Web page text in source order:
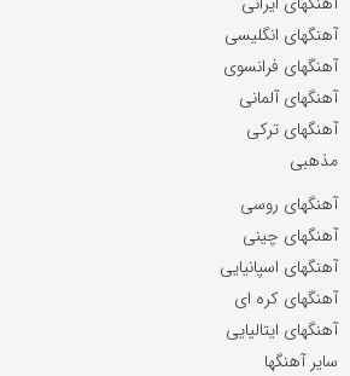
آهنگهای انگلیسی
آهنگهای فرانسوی
آهنگهای آلمانی
آهنگهای ترکی
مذهبی
آهنگهای روسی
آهنگهای چینی
آهنگهای اسپانیایی
آهنگهای کره ای
آهنگهای ایتالیایی
سایر آهنگها